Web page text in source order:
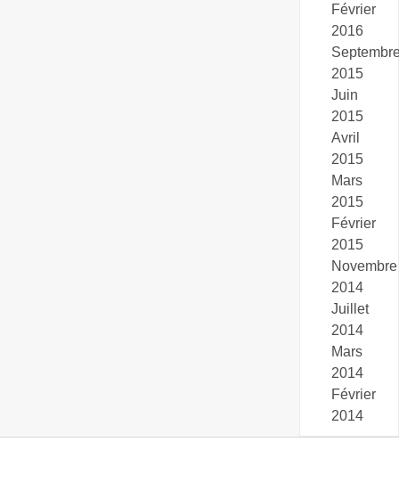
Février
2016
2015
Juin
2015
Avril
2015
Mars
2015
Février
2015
Novembre
2014
Juillet
2014
Mars
2014
Février
2014